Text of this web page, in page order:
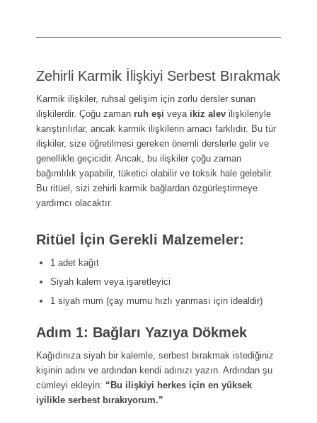
Zehirli Karmik İlişkiyi Serbest Bırakmak
Karmik ilişkiler, ruhsal gelişim için zorlu dersler sunan
ilişkilerdir. Çoğu zaman ruh eşi veya ikiz alevilişkileriyle
karıştırılırlar, ancak karmik ilişkilerin amacı farklıdır. Bu tür
ilişkiler, size öğretilmesi gereken önemli derslerle gelir ve
genellikle geçicidir. Ancak, bu ilişkiler çoğu zaman
bağımlılık yapabilir, tüketici olabilir ve toksik hale gelebilir.
Bu ritüel, sizi zehirli karmik bağlardan özgürleştirmeye
yardımcı olacaktır.
Ritüel İçin Gerekli Malzemeler:
1 adet kağıt
Siyah kalem veya işaretleyici
1 siyah mum (çay mumu hızlı yanması için idealdir)
Adım 1: Bağları Yazıya Dökmek
Kağıdınıza siyah bir kalemle, serbest bırakmak istediğiniz
kişinin adını ve ardından kendi adınızı yazın. Ardından şu
cümleyi ekleyin: “Bu ilişkiyi herkes için en yüksek
iyilikle serbest bırakıyorum.”